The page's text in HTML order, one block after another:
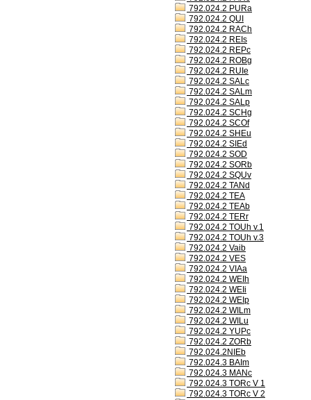
792.024.2 PURa
792.024.2 QUI
792.024.2 RACh
792.024.2 REIs
792.024.2 REPc
792.024.2 ROBg
792.024.2 RUIe
792.024.2 SALc
792.024.2 SALm
792.024.2 SALp
792.024.2 SCHg
792.024.2 SCOf
792.024.2 SHEu
792.024.2 SIEd
792.024.2 SOD
792.024.2 SORb
792.024.2 SQUv
792.024.2 TANd
792.024.2 TEA
792.024.2 TEAb
792.024.2 TERr
792.024.2 TOUh v.1
792.024.2 TOUh v.3
792.024.2 Vaib
792.024.2 VES
792.024.2 VIAa
792.024.2 WEIh
792.024.2 WEIi
792.024.2 WEIp
792.024.2 WILm
792.024.2 WILu
792.024.2 YUPc
792.024.2 ZORb
792.024.2NIEb
792.024.3 BAIm
792.024.3 MANc
792.024.3 TORc V 1
792.024.3 TORc V 2